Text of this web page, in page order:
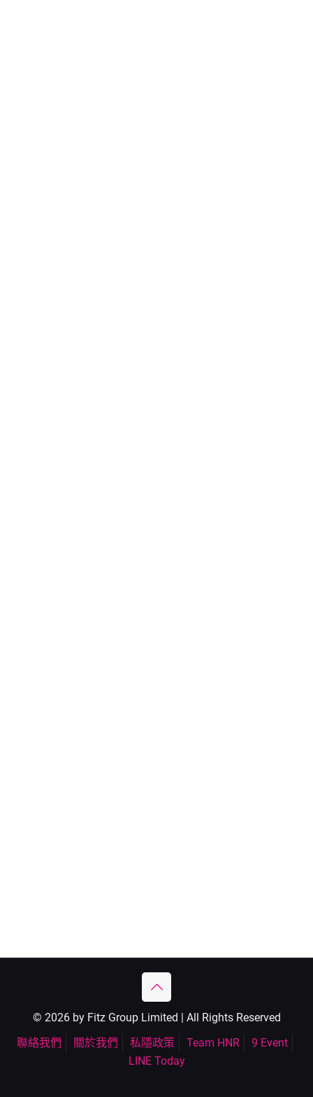
© 2026 by Fitz Group Limited | All Rights Reserved
聯絡我們
關於我們 私隱政策 Team HNR
9 Event
LINE Today